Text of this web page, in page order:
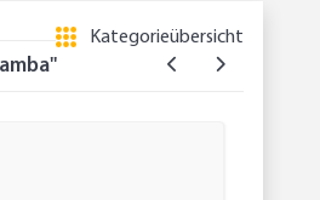
Kategorieübersicht